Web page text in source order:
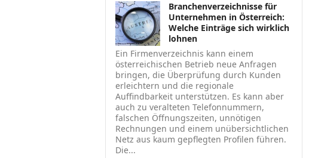
Branchenverzeichnisse für
Unternehmen in Österreich:
Welche Einträge sich wirklich
lohnen
Ein Firmenverzeichnis kann einem
österreichischen Betrieb neue Anfragen
bringen, die Überprüfung durch Kunden
erleichtern und die regionale
Auffindbarkeit unterstützen. Es kann aber
auch zu veralteten Telefonnummern,
falschen Öffnungszeiten, unnötigen
Rechnungen und einem unübersichtlichen
Netz aus kaum gepflegten Profilen führen.
Die...